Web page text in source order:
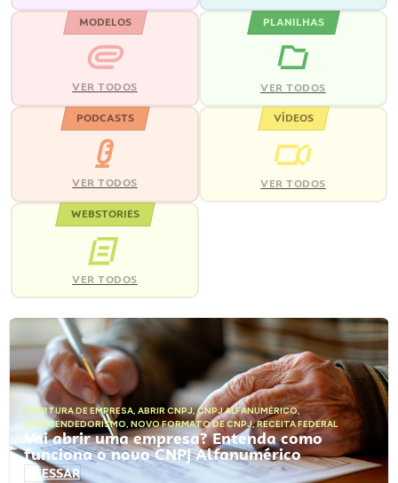
MODELOS
VER TODOS
PLANILHAS
VER TODOS
PODCASTS
VER TODOS
VÍDEOS
VER TODOS
WEBSTORIES
VER TODOS
ABERTURA DE EMPRESA, ABRIR CNPJ,CNPJ ALFANUMÉRICO,
EMPREENDEDORISMO, NOVO FORMATO DE CNPJ,RECEITA FEDERAL
Vai abrir uma empresa? Entenda como
funciona o novo CNPJ Alfanumérico
ACESSAR